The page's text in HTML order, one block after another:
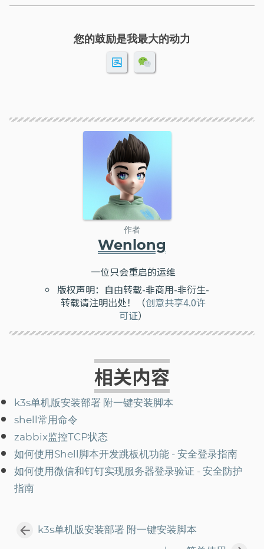
您的鼓励是我最大的动力
作者
Wenlong
一位只会重启的运维
版权声明：自由转载-非商用-非衍生-
转载请注明出处！（创意共享4.0许
可证）
相关内容
k3s单机版安装部署 附一键安装脚本
shell常用命令
zabbix监控TCP状态
如何使用Shell脚本开发跳板机功能 - 安全登录指南
如何使用微信和钉钉实现服务器登录验证 - 安全防护
指南
k3s单机版安装部署 附一键安装脚本